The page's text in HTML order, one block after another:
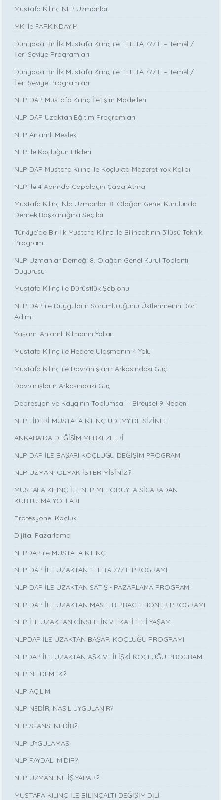
Mustafa Kılınç NLP Uzmanları
MK ile FARKINDAYIM
Dünyada Bir İlk Mustafa Kılınç ile THETA 777 E – Temel /
İleri Seviye Programları
Dünyada Bir İlk Mustafa Kılınç ile THETA 777 E – Temel /
İleri Seviye Programları
NLP DAP Mustafa Kılınç İletişim Modelleri
NLP DAP Uzaktan Eğitim Programları
NLP Anlamlı Meslek
NLP ile Koçluğun Etkileri
NLP DAP Mustafa Kılınç ile Koçlukta Mazeret Yok Kalıbı
NLP ile 4 Adımda Çapalayın Çapa Atma
Mustafa Kılınç Nlp Uzmanları 8. Olağan Genel Kurulunda
Dernek Başkanlığına Seçildi
Türkiye’de Bir İlk Mustafa Kılınç ile Bilinçaltının 3’lüsü Teknik
Programı
NLP Uzmanlar Derneği 8. Olağan Genel Kurul Toplantı
Duyurusu
Mustafa Kılınç ile Dürüstlük Şablonu
NLP DAP ile Duyguların Sorumluluğunu Üstlenmenin Dört
Adımı
Yaşamı Anlamlı Kılmanın Yolları
Mustafa Kılınç ile Hedefe Ulaşmanın 4 Yolu
Mustafa Kılınç ile Davranışların Arkasındaki Güç
Davranışların Arkasındaki Güç
Depresyon ve Kaygının Toplumsal – Bireysel 9 Nedeni
NLP LİDERİ MUSTAFA KILINÇ UDEMY'DE SİZİNLE
ANKARA’DA DEĞİŞİM MERKEZLERİ
NLP DAP İLE BAŞARI KOÇLUĞU DEĞİŞİM PROGRAMI
NLP UZMANI OLMAK İSTER MİSİNİZ?
MUSTAFA KILINÇ İLE NLP METODUYLA SİGARADAN
KURTULMA YOLLARI
Profesyonel Koçluk
Dijital Pazarlama
NLPDAP ile MUSTAFA KILINÇ
NLP DAP İLE UZAKTAN THETA 777 E PROGRAMI
NLP DAP İLE UZAKTAN SATIŞ - PAZARLAMA PROGRAMI
NLP DAP İLE UZAKTAN MASTER PRACTITIONER PROGRAMI
NLP İLE UZAKTAN CİNSELLİK VE KALİTELİ YAŞAM
NLPDAP İLE UZAKTAN BAŞARI KOÇLUĞU PROGRAMI
NLPDAP İLE UZAKTAN AŞK VE İLİŞKİ KOÇLUĞU PROGRAMI
NLP NE DEMEK?
NLP AÇILIMI
NLP NEDİR, NASIL UYGULANIR?
NLP SEANSI NEDİR?
NLP UYGULAMASI
NLP FAYDALI MIDIR?
NLP UZMANI NE İŞ YAPAR?
MUSTAFA KILINÇ İLE BİLİNÇALTI DEĞİŞİM DİLİ